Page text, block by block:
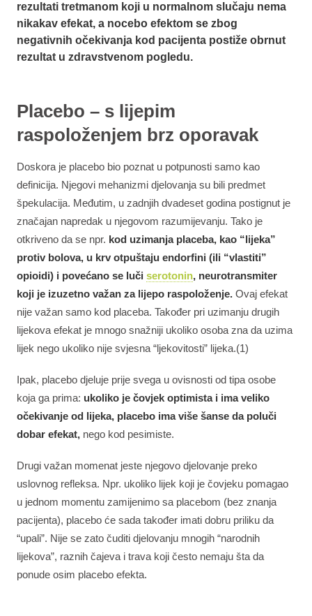
rezultati tretmanom koji u normalnom slučaju nema
nikakav efekat, a nocebo efektom se zbog
negativnih očekivanja kod pacijenta postiže obrnut
rezultat u zdravstvenom pogledu.
Placebo – s lijepim
raspoloženjem brz oporavak
Doskora je placebo bio poznat u potpunosti samo kao
definicija. Njegovi mehanizmi djelovanja su bili predmet
špekulacija. Međutim, u zadnjih dvadeset godina postignut je
značajan napredak u njegovom razumijevanju. Tako je
otkriveno da se npr. kod uzimanja placeba, kao “lijeka”
protiv bolova, u krv otpuštaju endorfini (ili “vlastiti”
opioidi) i povećano se luči serotonin, neurotransmiter
koji je izuzetno važan za lijepo raspoloženje. Ovaj efekat
nije važan samo kod placeba. Također pri uzimanju drugih
lijekova efekat je mnogo snažniji ukoliko osoba zna da uzima
lijek nego ukoliko nije svjesna “ljekovitosti” lijeka.(1⁠)
Ipak, placebo djeluje prije svega u ovisnosti od tipa osobe
koja ga prima: ukoliko je čovjek optimista i ima veliko
očekivanje od lijeka, placebo ima više šanse da poluči
dobar efekat, nego kod pesimiste.
Drugi važan momenat jeste njegovo djelovanje preko
uslovnog refleksa. Npr. ukoliko lijek koji je čovjeku pomagao
u jednom momentu zamijenimo sa placebom (bez znanja
pacijenta), placebo će sada također imati dobru priliku da
“upali”. Nije se zato čuditi djelovanju mnogih “narodnih
lijekova”, raznih čajeva i trava koji često nemaju šta da
ponude osim placebo efekta.